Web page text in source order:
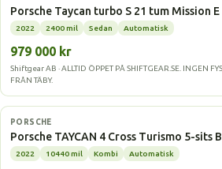
Porsche Taycan turbo S 21 tum Mission
2022 2400 mil Sedan Automatisk
979 000 kr
Shiftgear AB · ALLTID ÖPPET PÅ SHIFTGEAR.SE. INGEN
FRÅN TÄBY.
Elbil
PORSCHE
Porsche TAYCAN 4 Cross Turismo 5-sits
2022 10440 mil Kombi Automatisk